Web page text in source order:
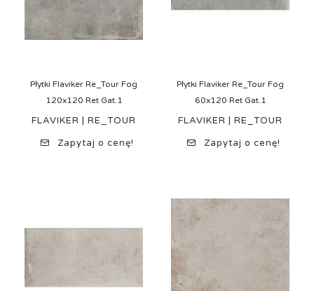
Płytki Flaviker Re_Tour Fog
120x120 Ret Gat.1
FLAVIKER | RE_TOUR
Zapytaj o cenę!
Płytki Flaviker Re_Tour Fog
60x120 Ret Gat.1
FLAVIKER | RE_TOUR
Zapytaj o cenę!